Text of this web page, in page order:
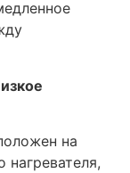
на
нагревателя,